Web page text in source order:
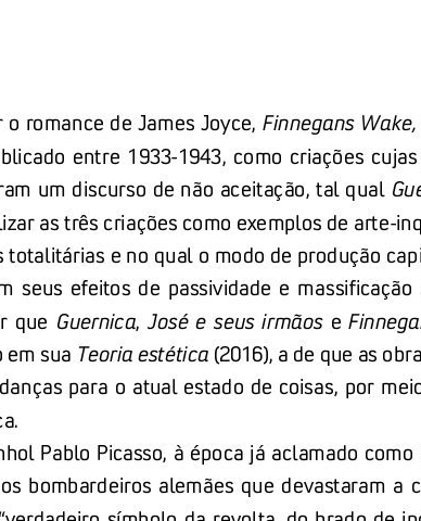
romance de James Joyce, Finnegans Wake,
entre 1933-1943,  como  criações
um discurso de não aceitação, tal qual
as três criações como exemplos de arte-
e no qual o modo de produção
efeitos  de  passividade  e  massificação
que Guernica, José  e  seus  irmãos e
em sua Teoria estética (2016), a de que as
para o atual estado de coisas, por
Pablo Picasso, à época já aclamado como
bombardeiros  alemães  que  devastaram  a
símbolo da revolta, do brado de